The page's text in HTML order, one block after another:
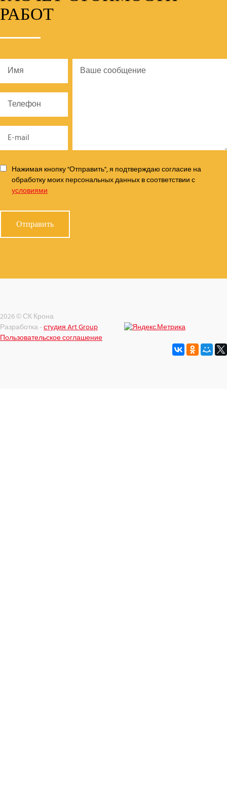
РАБОТ
Нажимая кнопку "Отправить", я подтверждаю согласие на
обработку моих персональных данных в соответствии с
условиями
2026 © СК Крона
Разработка -студия Art Group
Пользовательское соглашение